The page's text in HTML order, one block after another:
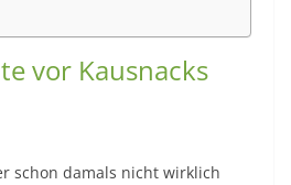
vor Kausnacks
schon damals nicht wirklich